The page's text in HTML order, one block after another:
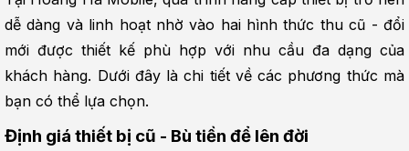
dễ dàng và linh hoạt nhờ vào hai hình thức thu cũ - đổi
mới được thiết kế phù hợp với nhu cầu đa dạng của
khách hàng. Dưới đây là chi tiết về các phương thức mà
bạn có thể lựa chọn.
Định giá thiết bị cũ - Bù tiền để lên đời